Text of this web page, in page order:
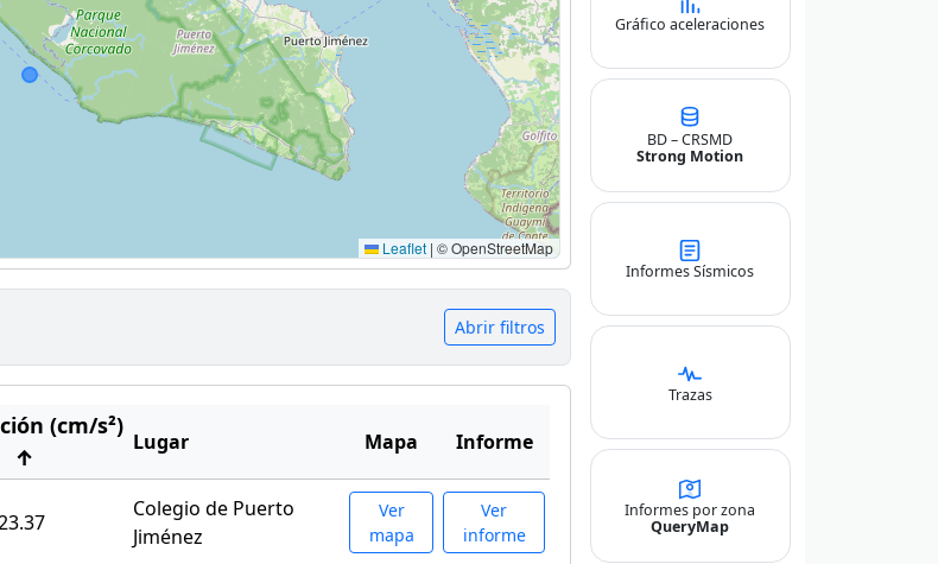
Leaflet | © OpenStreetMap
Abrir filtros
(cm/s²)
↑
Lugar Mapa Informe
Colegio de Puerto
Jiménez
Ver
mapa
Ver
informe
Gráfico aceleraciones
BD – CRSMD
Strong Motion
Informes Sísmicos
Trazas
Informes por zona
QueryMap